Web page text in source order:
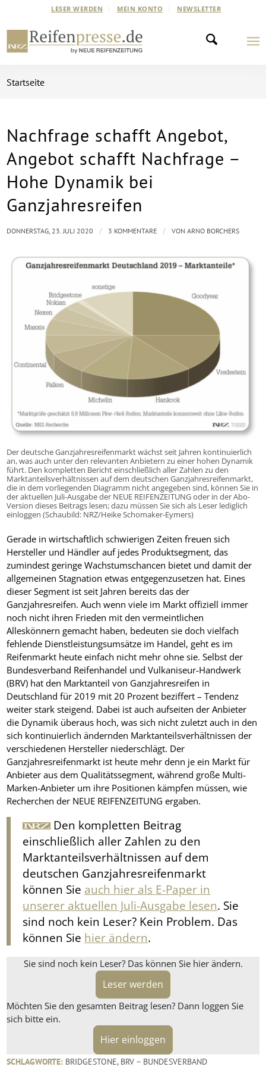
LESER WERDEN MEIN KONTO NEWSLETTER
Startseite
Nachfrage schafft Angebot,
Angebot schafft Nachfrage –
Hohe Dynamik bei
Ganzjahresreifen
Der deutsche Ganzjahresreifenmarkt wächst seit Jahren kontinuierlich
an, was auch unter den relevanten Anbietern zu einer hohen Dynamik
führt. Den kompletten Bericht einschließlich aller Zahlen zu den
Marktanteilsverhältnissen auf dem deutschen Ganzjahresreifenmarkt,
die in dem vorliegenden Diagramm nicht angegeben sind, können Sie in
der aktuellen Juli-Ausgabe der NEUE REIFENZEITUNG oder in der Abo-
Version dieses Beitrags lesen; dazu müssen Sie sich als Leser lediglich
einloggen (Schaubild: NRZ/Heike Schomaker-Eymers)
Gerade in wirtschaftlich schwierigen Zeiten freuen sich
Hersteller und Händler auf jedes Produktsegment, das
zumindest geringe Wachstumschancen bietet und damit der
allgemeinen Stagnation etwas entgegenzusetzen hat. Eines
dieser Segment ist seit Jahren bereits das der
Ganzjahresreifen. Auch wenn viele im Markt offiziell immer
noch nicht ihren Frieden mit den vermeintlichen
Alleskönnern gemacht haben, bedeuten sie doch vielfach
fehlende Dienstleistungsumsätze im Handel, geht es im
Reifenmarkt heute einfach nicht mehr ohne sie. Selbst der
Bundesverband Reifenhandel und Vulkaniseur-Handwerk
(BRV) hat den Marktanteil von Ganzjahresreifen in
Deutschland für 2019 mit 20 Prozent beziffert – Tendenz
weiter stark steigend. Dabei ist auch aufseiten der Anbieter
die Dynamik überaus hoch, was sich nicht zuletzt auch in den
sich kontinuierlich ändernden Marktanteilsverhältnissen der
verschiedenen Hersteller niederschlägt. Der
Ganzjahresreifenmarkt ist heute mehr denn je ein Markt für
Anbieter aus dem Qualitätssegment, während große Multi-
Marken-Anbieter um ihre Positionen kämpfen müssen, wie
Recherchen der NEUE REIFENZEITUNG ergaben.
Den kompletten Beitrag
einschließlich aller Zahlen zu den
Marktanteilsverhältnissen auf dem
deutschen Ganzjahresreifenmarkt
können Sie auch hier als E-Paper in
unserer aktuellen Juli-Ausgabe lesen. Sie
sind noch kein Leser? Kein Problem. Das
können Sie hier ändern.
Sie sind noch kein Leser? Das können Sie hier ändern.
Leser werden
Möchten Sie den gesamten Beitrag lesen? Dann loggen Sie
sich bitte ein.
Hier einloggen
DONNERSTAG, 23. JULI 2020 / 3 KOMMENTARE / VONARNO BORCHERS
SCHLAGWORTE: BRIDGESTONE, BRV – BUNDESVERBAND
sagt:
sagt:
sagt: